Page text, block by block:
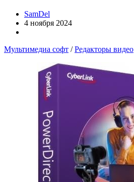
SamDel
4 ноября 2024
Мультимедиа софт /Редакторы видео